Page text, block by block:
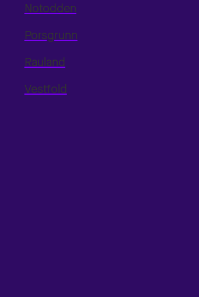
Notodden
Porsgrunn
Rauland
Vestfold